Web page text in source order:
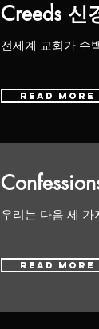
Creeds 신
전세계 교회가 수
Read More
우리는 다음 세
Read More